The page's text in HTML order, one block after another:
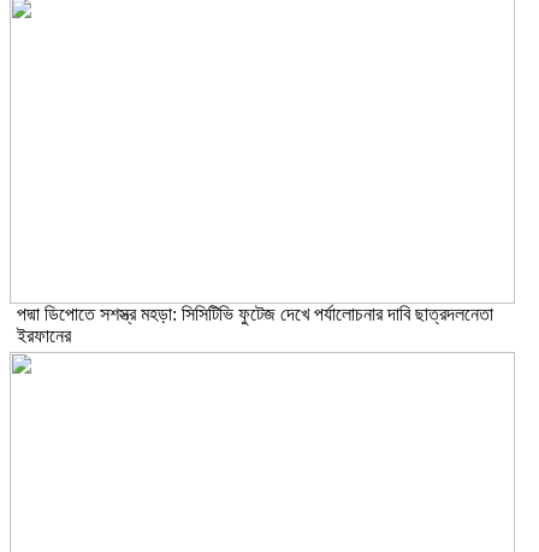
পদ্মা ডিপোতে সশস্ত্র মহড়া: সিসিটিভি ফুটেজ দেখে পর্যালোচনার দাবি ছাত্রদলনেতা
ইরফানের